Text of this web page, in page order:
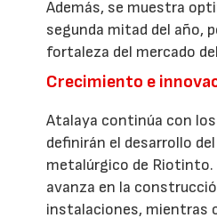
Además, se muestra
segunda mitad del año,
fortaleza del mercado
Crecimiento e
Atalaya continúa con
definirán el desarrollo
metalúrgico de Riotinto.
avanza en la
instalaciones, mientras